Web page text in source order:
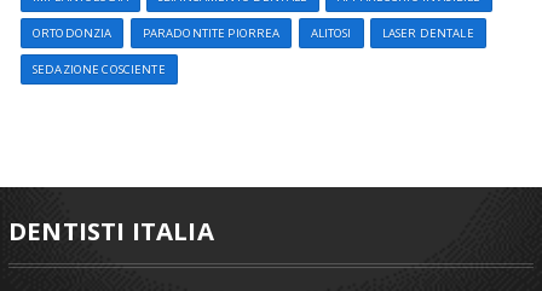
ORTODONZIA PARADONTITE PIORREA ALITOSI LASER DENTALE
SEDAZIONE COSCIENTE
DENTISTI ITALIA